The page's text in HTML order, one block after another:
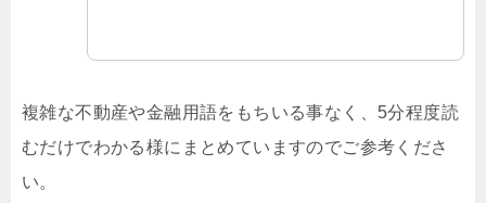
複雑な不動産や金融用語をもちいる事なく、5分程度読
むだけでわかる様にまとめていますのでご参考くださ
い。